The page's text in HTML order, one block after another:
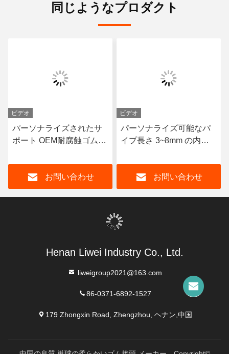
同じようなプロダクト
ビデオ
パーソナライズされたサ
ポート OEM耐腐蝕ゴムパ
ムネオプレンEPDMと性
能のためのニトリルコー
ナー材料
お問い合わせ
ビデオ
パーソナライズ可能なパ
イプ長さ 3~8mm の内膜
覆われたパイプ
お問い合わせ
Henan Liwei Industry Co., Ltd.
liweigroup2021@163.com
86-0371-6892-1527
179 Zhongxin Road, Zhengzhou, ヘナン,中国